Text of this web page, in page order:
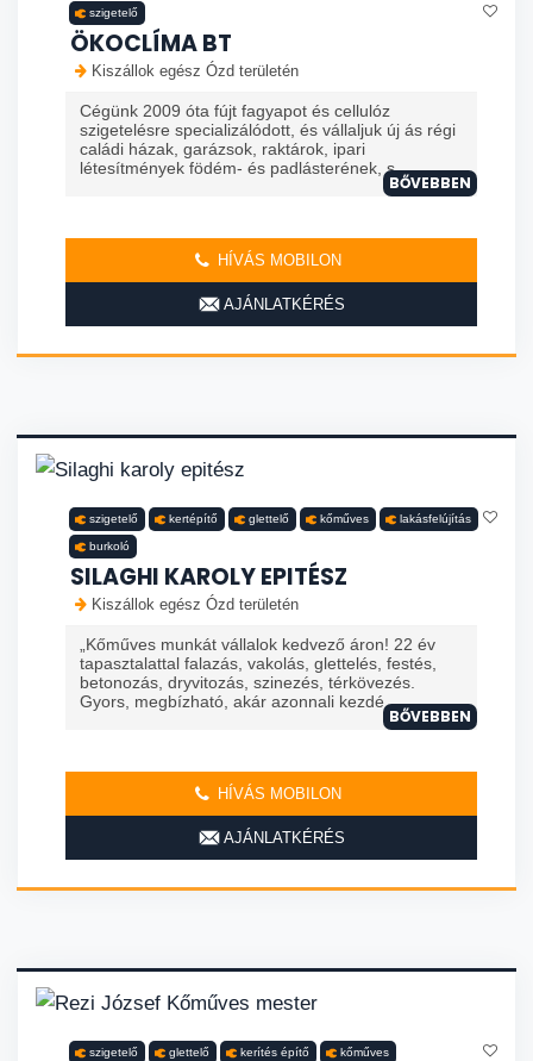
szigetelő
ÖKOCLÍMA BT
Kiszállok egész Ózd területén
Cégünk 2009 óta fújt fagyapot és cellulóz
szigetelésre specializálódott, és vállaljuk új ás régi
caládi házak, garázsok, raktárok, ipari
létesítmények födém- és padlásterének, s...
BŐVEBBEN
HÍVÁS MOBILON
AJÁNLATKÉRÉS
szigetelő kertépítő glettelő kőműves lakásfelújítás
burkoló
SILAGHI KAROLY EPITÉSZ
Kiszállok egész Ózd területén
„Kőműves munkát vállalok kedvező áron! 22 év
tapasztalattal falazás, vakolás, glettelés, festés,
betonozás, dryvitozás, szinezés, térkövezés.
Gyors, megbízható, akár azonnali kezdé
BŐVEBBEN
HÍVÁS MOBILON
AJÁNLATKÉRÉS
szigetelő glettelő kerítés építő kőműves